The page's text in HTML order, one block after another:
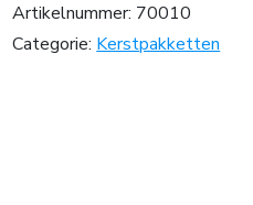
Artikelnummer: 70010
Categorie: Kerstpakketten